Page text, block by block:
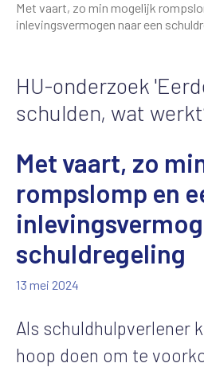
Met vaart, zo min mogelijk
inlevingsvermogen naar een
HU-onderzoek
schulden, wat
Met vaart, zo
rompslomp en
schuldregeling
13 mei 2024
Als schuldhulpverlener
hoop doen om te